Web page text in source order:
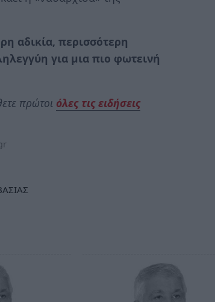
αδικία, περισσότερη
για μια πιο φωτεινή
πρώτοι όλες τις ειδήσεις